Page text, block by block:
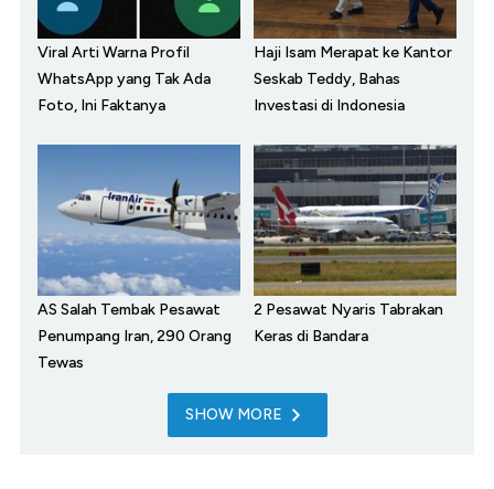
Viral Arti Warna Profil
WhatsApp yang Tak Ada
Foto, Ini Faktanya
Haji Isam Merapat ke Kantor
Seskab Teddy, Bahas
Investasi di Indonesia
AS Salah Tembak Pesawat
Penumpang Iran, 290 Orang
Tewas
2 Pesawat Nyaris Tabrakan
Keras di Bandara
SHOW MORE